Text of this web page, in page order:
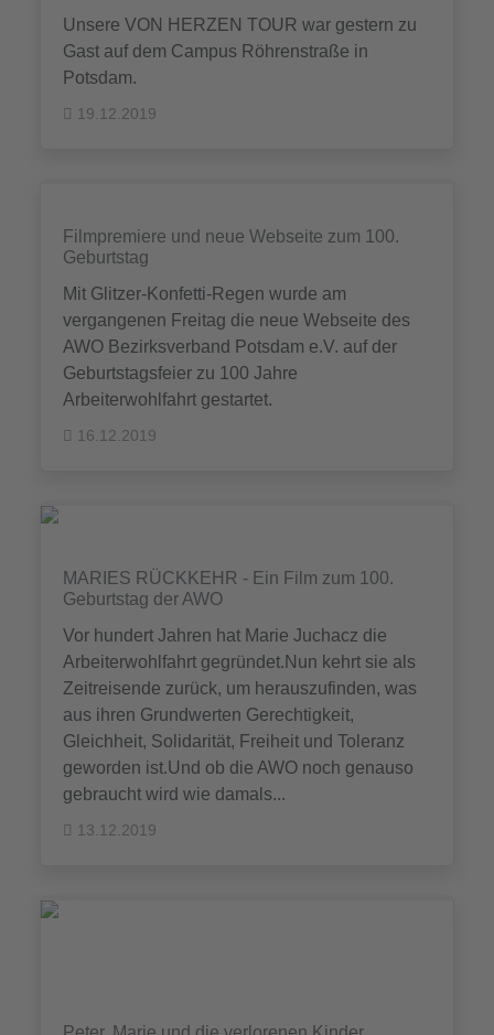
Unsere VON HERZEN TOUR war gestern zu
Gast auf dem Campus Röhrenstraße in
Potsdam.
19.12.2019
Filmpremiere und neue Webseite zum 100.
Geburtstag
Mit Glitzer-Konfetti-Regen wurde am
vergangenen Freitag die neue Webseite des
AWO Bezirksverband Potsdam e.V. auf der
Geburtstagsfeier zu 100 Jahre
Arbeiterwohlfahrt gestartet.
16.12.2019
MARIES RÜCKKEHR - Ein Film zum 100.
Geburtstag der AWO
Vor hundert Jahren hat Marie Juchacz die
Arbeiterwohlfahrt gegründet.Nun kehrt sie als
Zeitreisende zurück, um herauszufinden, was
aus ihren Grundwerten Gerechtigkeit,
Gleichheit, Solidarität, Freiheit und Toleranz
geworden ist.Und ob die AWO noch genauso
gebraucht wird wie damals...
13.12.2019